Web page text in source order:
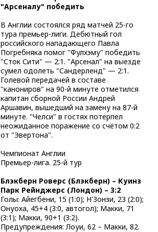
"Арсеналу" победить
В Англии состоялся ряд матчей 25-го
тура премьер-лиги. Дебютный гол
российского нападающего Павла
Погребняка помог "Фулхэму" победить
"Сток Сити" — 2:1. "Арсенал" на выезде
сумел одолеть "Сандерленд" — 2:1.
Голевой передачей в составе
"канониров" на 90-й минуте отметился
капитан сборной России Андрей
Аршавин, вышедший на замену на 87-й
минуте. "Челси" в гостях потерпел
неожиданное поражение со счётом 0:2
от "Эвертона".
Чемпионат Англии
Премьер-лига. 25-й тур
Блэкберн Роверс (Блэкберн) – Куинз
Парк Рейнджерс (Лондон) – 3:2
Голы: Айегбени, 15 (1:0); Н'Зонзи, 23 (2:0);
Онуоха, 45+4 (3:0, автогол); Макки, 71
(3:1); Макки, 90+1 (3:2).
Предупреждения: Лоуи, 62 – Макки, 82.